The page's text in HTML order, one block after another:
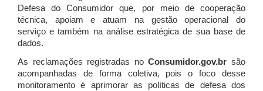
Defesa do Consumidor que, por meio de cooperação
técnica, apoiam e atuam na gestão operacional do
serviço e também na análise estratégica de sua base de
dados.
As reclamações registradas noConsumidor.gov.br são
acompanhadas de forma coletiva, pois o foco desse
monitoramento é aprimorar as políticas de defesa dos